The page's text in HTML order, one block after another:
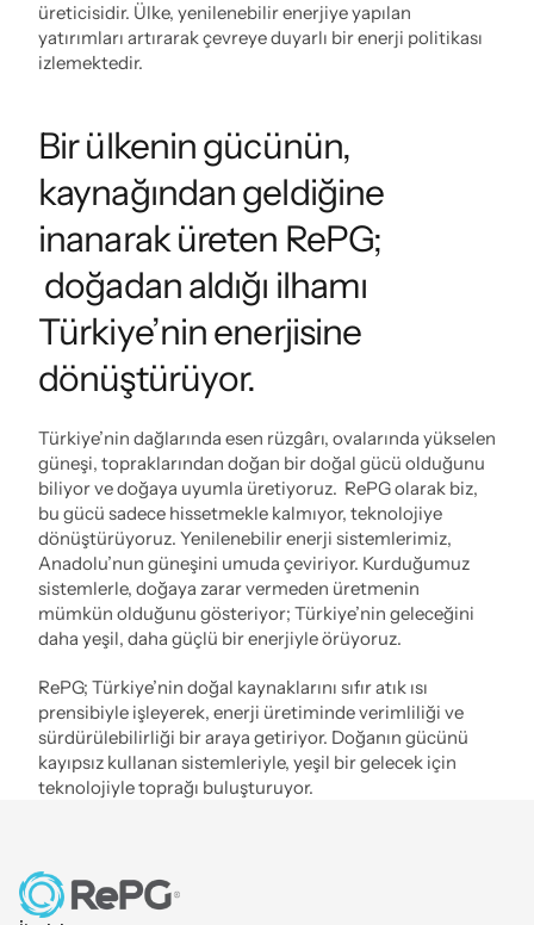
üreticisidir. Ülke, yenilenebilir enerjiye yapılan
yatırımları artırarak çevreye duyarlı bir enerji politikası
izlemektedir.
Bir ülkenin gücünün,
kaynağından geldiğine
inanarak üreten RePG;
doğadan aldığı ilhamı
Türkiye’nin enerjisine
dönüştürüyor.
Türkiye’nin dağlarında esen rüzgârı, ovalarında yükselen
güneşi, topraklarından doğan bir doğal gücü olduğunu
biliyor ve doğaya uyumla üretiyoruz.  RePG olarak biz,
bu gücü sadece hissetmekle kalmıyor, teknolojiye
dönüştürüyoruz. Yenilenebilir enerji sistemlerimiz,
Anadolu’nun güneşini umuda çeviriyor. Kurduğumuz
sistemlerle, doğaya zarar vermeden üretmenin
mümkün olduğunu gösteriyor; Türkiye’nin geleceğini
daha yeşil, daha güçlü bir enerjiyle örüyoruz.
RePG; Türkiye’nin doğal kaynaklarını sıfır atık ısı
prensibiyle işleyerek, enerji üretiminde verimliliği ve
sürdürülebilirliği bir araya getiriyor. Doğanın gücünü
kayıpsız kullanan sistemleriyle, yeşil bir gelecek için
teknolojiyle toprağı buluşturuyor.